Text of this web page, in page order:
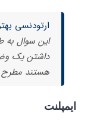
ارتودنسی
این سوال به
داشتن یک
هستند
ایمپلنت